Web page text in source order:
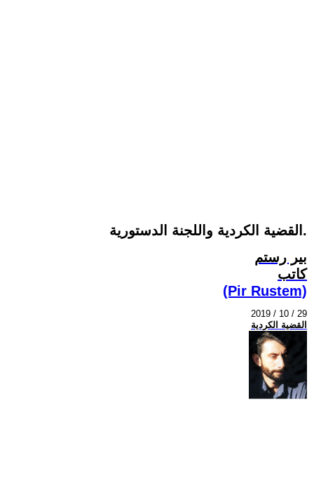
القضية الكردية واللجنة الدستورية.
بير رستم
كاتب
(Pir Rustem)
2019 / 10 / 29
القضية الكردية